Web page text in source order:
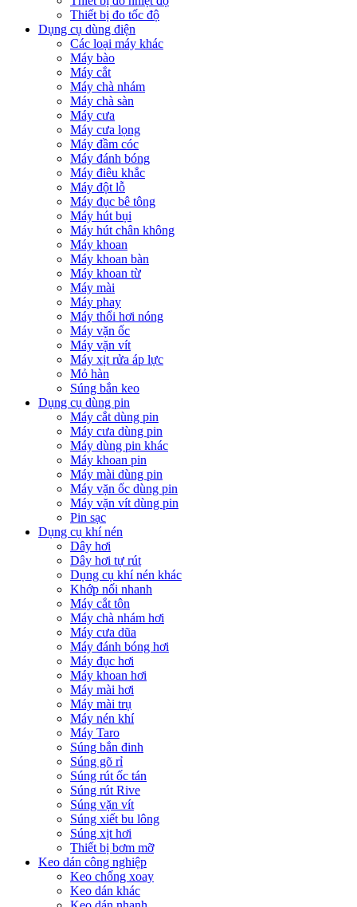
Thiết bị đo tốc độ
Dụng cụ dùng điện
Các loại máy khác
Máy bào
Máy cắt
Máy chà nhám
Máy chà sàn
Máy cưa
Máy cưa lọng
Máy đầm cóc
Máy đánh bóng
Máy điêu khắc
Máy đột lỗ
Máy đục bê tông
Máy hút bụi
Máy hút chân không
Máy khoan
Máy khoan bàn
Máy khoan từ
Máy mài
Máy phay
Máy thổi hơi nóng
Máy vặn ốc
Máy vặn vít
Máy xịt rửa áp lực
Mỏ hàn
Súng bắn keo
Dụng cụ dùng pin
Máy cắt dùng pin
Máy cưa dùng pin
Máy dùng pin khác
Máy khoan pin
Máy mài dùng pin
Máy vặn ốc dùng pin
Máy vặn vít dùng pin
Pin sạc
Dụng cụ khí nén
Dây hơi
Dây hơi tự rút
Dụng cụ khí nén khác
Khớp nối nhanh
Máy cắt tôn
Máy chà nhám hơi
Máy cưa dũa
Máy đánh bóng hơi
Máy đục hơi
Máy khoan hơi
Máy mài hơi
Máy mài trụ
Máy nén khí
Máy Taro
Súng bắn đinh
Súng gõ rỉ
Súng rút ốc tán
Súng rút Rive
Súng vặn vít
Súng xiết bu lông
Súng xịt hơi
Thiết bị bơm mỡ
Keo dán công nghiệp
Keo chống xoay
Keo dán khác